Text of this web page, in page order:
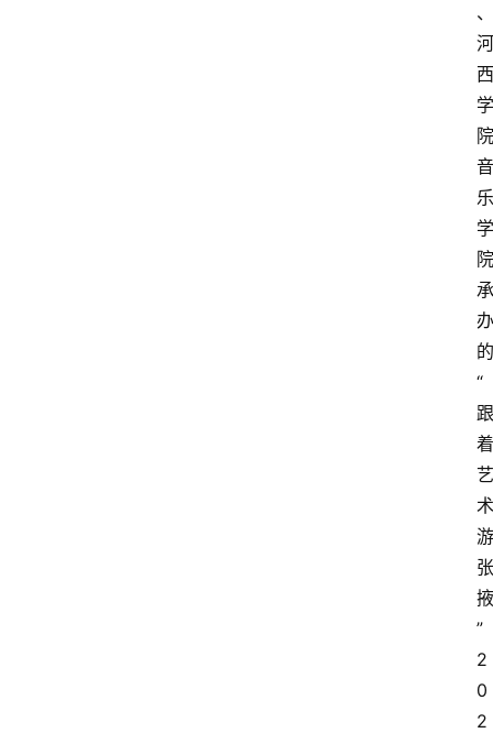
、
河
西
学
院
音
乐
学
院
承
办
的
“
跟
着
艺
术
游
张
掖
”
2
0
2